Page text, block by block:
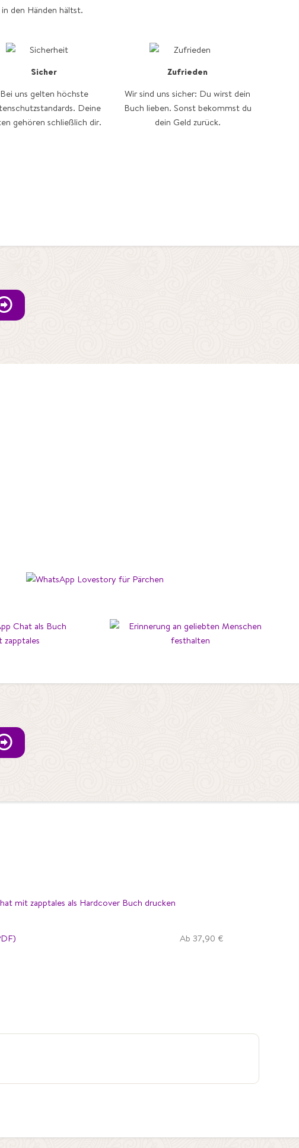
den Händen hältst.
Sicher
Bei uns gelten höchste
Deine
gehören schließlich dir.
Zufrieden
Wir sind uns sicher: Du wirst dein
Buch lieben. Sonst bekommst du
dein Geld zurück.
Liebe
Erinnerung
Ab 37,90 €